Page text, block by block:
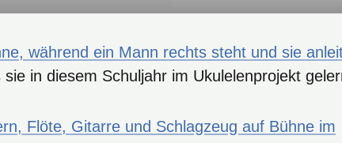
in diesem Schuljahr im Ukulelenprojekt